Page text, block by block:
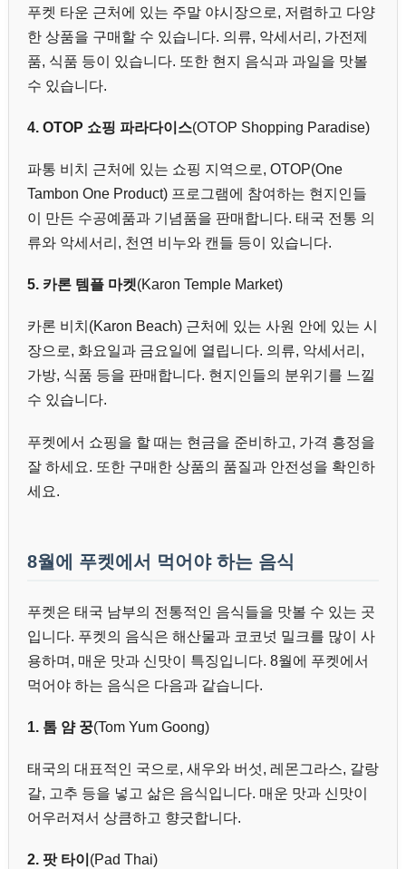
푸켓 타운 근처에 있는 주말 야시장으로, 저렴하고 다양
한 상품을 구매할 수 있습니다. 의류, 악세서리, 가전제
품, 식품 등이 있습니다. 또한 현지 음식과 과일을 맛볼
수 있습니다.
4. OTOP 쇼핑 파라다이스(OTOP Shopping Paradise)
파통 비치 근처에 있는 쇼핑 지역으로, OTOP(One
Tambon One Product) 프로그램에 참여하는 현지인들
이 만든 수공예품과 기념품을 판매합니다. 태국 전통 의
류와 악세서리, 천연 비누와 캔들 등이 있습니다.
5. 카론 템플 마켓(Karon Temple Market)
카론 비치(Karon Beach) 근처에 있는 사원 안에 있는 시
장으로, 화요일과 금요일에 열립니다. 의류, 악세서리,
가방, 식품 등을 판매합니다. 현지인들의 분위기를 느낄
수 있습니다.
푸켓에서 쇼핑을 할 때는 현금을 준비하고, 가격 흥정을
잘 하세요. 또한 구매한 상품의 품질과 안전성을 확인하
세요.
8월에 푸켓에서 먹어야 하는 음식
푸켓은 태국 남부의 전통적인 음식들을 맛볼 수 있는 곳
입니다. 푸켓의 음식은 해산물과 코코넛 밀크를 많이 사
용하며, 매운 맛과 신맛이 특징입니다. 8월에 푸켓에서
먹어야 하는 음식은 다음과 같습니다.
1. 톰 얌 꿍(Tom Yum Goong)
태국의 대표적인 국으로, 새우와 버섯, 레몬그라스, 갈랑
갈, 고추 등을 넣고 삶은 음식입니다. 매운 맛과 신맛이
어우러져서 상큼하고 향긋합니다.
2. 팟 타이 (Pad Thai)